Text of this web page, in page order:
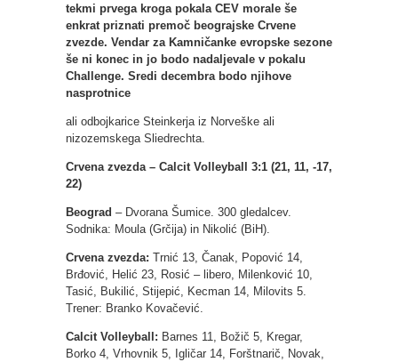
tekmi prvega kroga pokala CEV morale še
enkrat priznati premoč beograjske Crvene
zvezde. Vendar za Kamničanke evropske sezone
še ni konec in jo bodo nadaljevale v pokalu
Challenge. Sredi decembra bodo njihove
nasprotnice
ali odbojkarice Steinkerja iz Norveške ali
nizozemskega Sliedrechta.
Crvena zvezda – Calcit Volleyball 3:1 (21, 11, -17,
22)
Beograd – Dvorana Šumice. 300 gledalcev.
Sodnika: Moula (Grčija) in Nikolić (BiH).
Crvena zvezda: Trnić 13, Čanak, Popović 14,
Brđović, Helić 23, Rosić – libero, Milenković 10,
Tasić, Bukilić, Stijepić, Kecman 14, Milovits 5.
Trener: Branko Kovačević.
Calcit Volleyball: Barnes 11, Božič 5, Kregar,
Borko 4, Vrhovnik 5, Igličar 14, Forštnarič, Novak,